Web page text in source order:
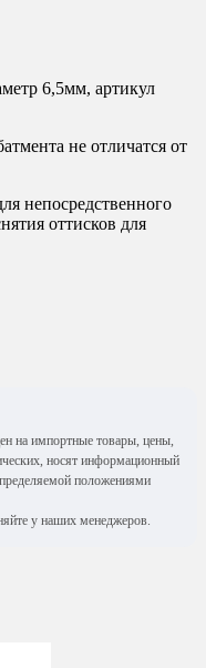
6,5мм, артикул
не отличатся от
непосредственного
оттисков для
на импортные товары, цены,
носят информационный
положениями
у наших менеджеров.